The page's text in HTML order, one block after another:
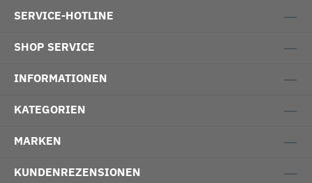
SERVICE-HOTLINE
SHOP SERVICE
INFORMATIONEN
KATEGORIEN
MARKEN
KUNDENREZENSIONEN